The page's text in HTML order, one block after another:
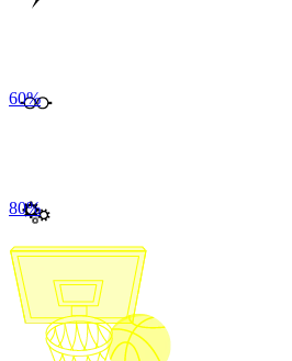
60%
80%